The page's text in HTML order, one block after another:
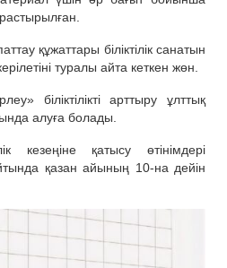
құжаттары біліктілік санатын
туралы айта кеткен жөн.
біліктілікті арттыру ұлттық
алуға болады.
кезеңіне қатысу өтінімдері
қазан айының 10-на дейін